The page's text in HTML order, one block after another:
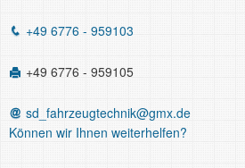
+49 6776 - 959103
+49 6776 - 959105
sd_fahrzeugtechnik@gmx.de
Können wir Ihnen weiterhelfen?